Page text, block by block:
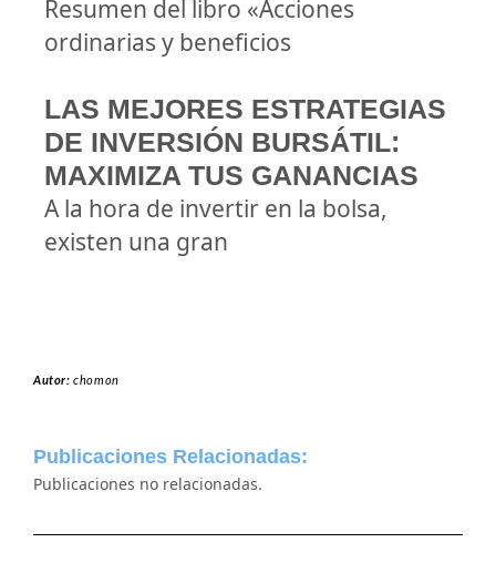
Resumen del libro «Acciones
ordinarias y beneficios
LAS MEJORES ESTRATEGIAS
DE INVERSIÓN BURSÁTIL:
MAXIMIZA TUS GANANCIAS
A la hora de invertir en la bolsa,
existen una gran
Autor:chomon
Publicaciones Relacionadas:
Publicaciones no relacionadas.